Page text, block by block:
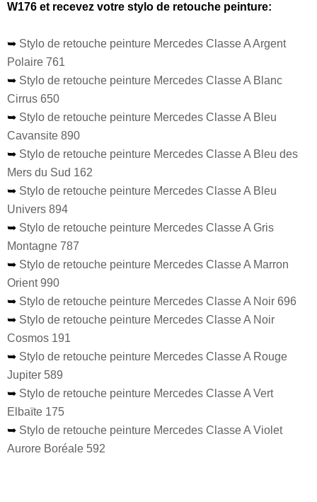
W176 et recevez votre stylo de retouche peinture:
➥ Stylo de retouche peinture Mercedes Classe A Argent
Polaire 761
➥ Stylo de retouche peinture Mercedes Classe A Blanc
Cirrus 650
➥ Stylo de retouche peinture Mercedes Classe A Bleu
Cavansite 890
➥ Stylo de retouche peinture Mercedes Classe A Bleu des
Mers du Sud 162
➥ Stylo de retouche peinture Mercedes Classe A Bleu
Univers 894
➥ Stylo de retouche peinture Mercedes Classe A Gris
Montagne 787
➥ Stylo de retouche peinture Mercedes Classe A Marron
Orient 990
➥ Stylo de retouche peinture Mercedes Classe A Noir 696
➥ Stylo de retouche peinture Mercedes Classe A Noir
Cosmos 191
➥ Stylo de retouche peinture Mercedes Classe A Rouge
Jupiter 589
➥ Stylo de retouche peinture Mercedes Classe A Vert
Elbaïte 175
➥ Stylo de retouche peinture Mercedes Classe A Violet
Aurore Boréale 592